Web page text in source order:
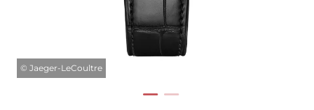
© Jaeger-LeCoultre